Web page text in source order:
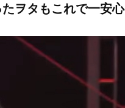
ヲタもこれで一安心